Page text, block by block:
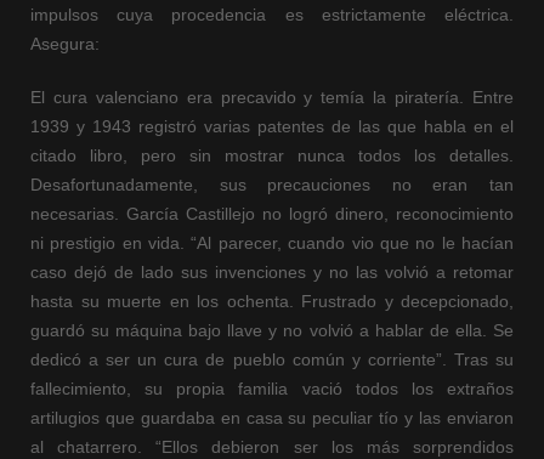
impulsos cuya procedencia es estrictamente eléctrica.
Asegura:
El cura valenciano era precavido y temía la piratería. Entre
1939 y 1943 registró varias patentes de las que habla en el
citado libro, pero sin mostrar nunca todos los detalles.
Desafortunadamente, sus precauciones no eran tan
necesarias. García Castillejo no logró dinero, reconocimiento
ni prestigio en vida. “Al parecer, cuando vio que no le hacían
caso dejó de lado sus invenciones y no las volvió a retomar
hasta su muerte en los ochenta. Frustrado y decepcionado,
guardó su máquina bajo llave y no volvió a hablar de ella. Se
dedicó a ser un cura de pueblo común y corriente”. Tras su
fallecimiento, su propia familia vació todos los extraños
artilugios que guardaba en casa su peculiar tío y las enviaron
al chatarrero. “Ellos debieron ser los más sorprendidos